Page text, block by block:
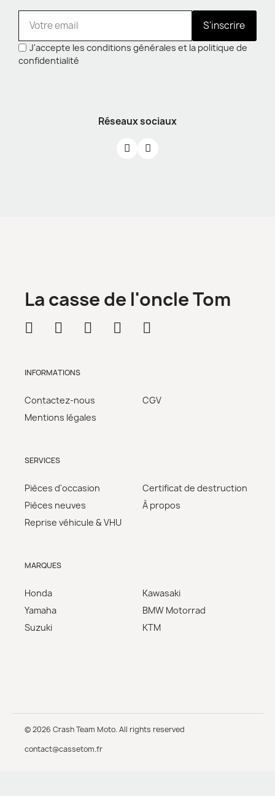
S'inscrire
J'accepte les conditions générales et la politique de
confidentialité
Réseaux sociaux
La casse de l'oncle Tom
INFORMATIONS
Contactez-nous
Mentions légales
CGV
SERVICES
Pièces d'occasion
Pièces neuves
Reprise véhicule & VHU
Certificat de destruction
À propos
MARQUES
Honda
Yamaha
Suzuki
Kawasaki
BMW Motorrad
KTM
© 2026 Crash Team Moto. All rights reserved
contact@cassetom.fr